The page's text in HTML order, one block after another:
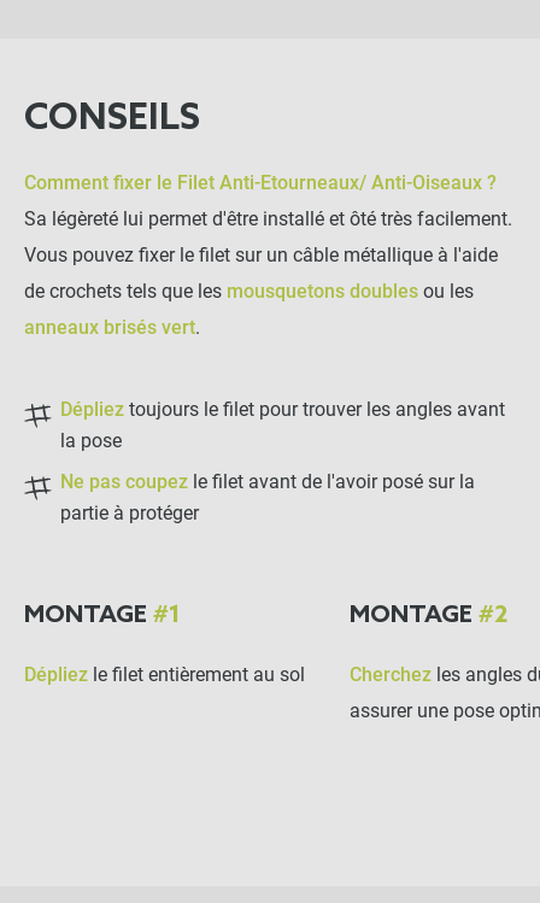
CONSEILS
Comment fixer le Filet Anti-Etourneaux/ Anti-Oiseaux ?
Sa légèreté lui permet d'être installé et ôté très facilement.
Vous pouvez fixer le filet sur un câble métallique à l'aide
de crochets tels que les mousquetons doubles ou les
anneaux brisés vert.
Dépliez toujours le filet pour trouver les angles avant
la pose
Ne pas coupez le filet avant de l'avoir posé sur la
partie à protéger
MONTAGE #1
Dépliez le filet entièrement au sol
MONTAGE #2
Cherchez les angles
assurer une pose